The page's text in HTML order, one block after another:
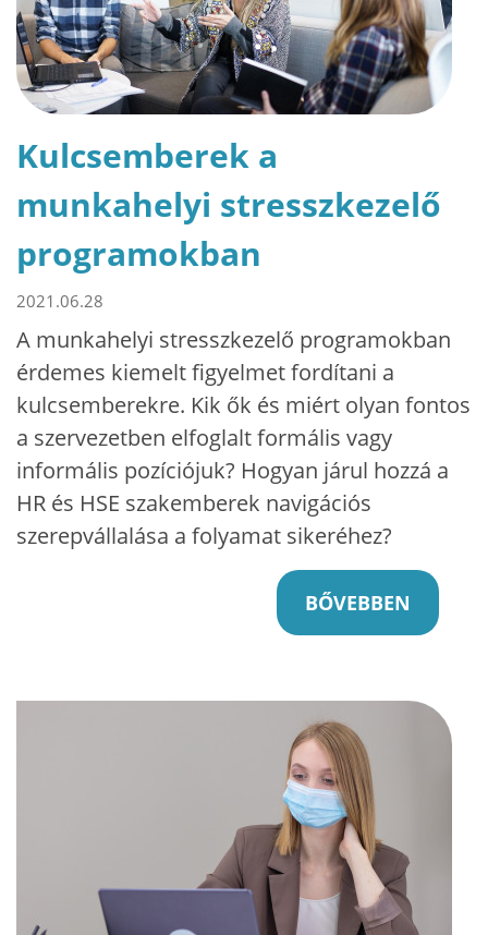
Kulcsemberek a
munkahelyi stresszkezelő
programokban
2021.06.28
A munkahelyi stresszkezelő programokban
érdemes kiemelt figyelmet fordítani a
kulcsemberekre. Kik ők és miért olyan fontos
a szervezetben elfoglalt formális vagy
informális pozíciójuk? Hogyan járul hozzá a
HR és HSE szakemberek navigációs
szerepvállalása a folyamat sikeréhez?
BŐVEBBEN